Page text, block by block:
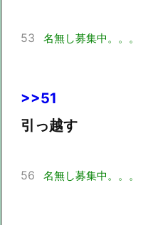
53 名無し募集中。。。
>>51
引っ越す
56 名無し募集中。。。